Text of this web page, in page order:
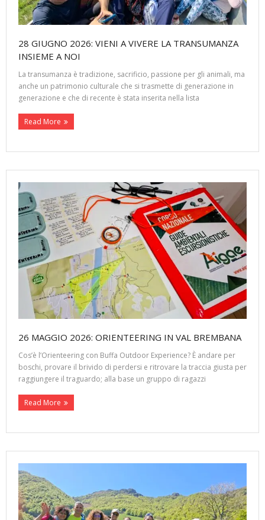
28 GIUGNO 2026: VIENI A VIVERE LA TRANSUMANZA
INSIEME A NOI
La transumanza è tradizione, sacrificio, passione per gli animali, ma
anche un patrimonio culturale che si trasmette di generazione in
generazione e che di recente è stata inserita nella lista
Read More
26 MAGGIO 2026: ORIENTEERING IN VAL BREMBANA
Cos’è l’Orienteering con Buffa Outdoor Experience? È andare per
boschi, provare il brivido di perdersi e ritrovare la traccia giusta per
raggiungere il traguardo; alla base un gruppo di ragazzi
Read More